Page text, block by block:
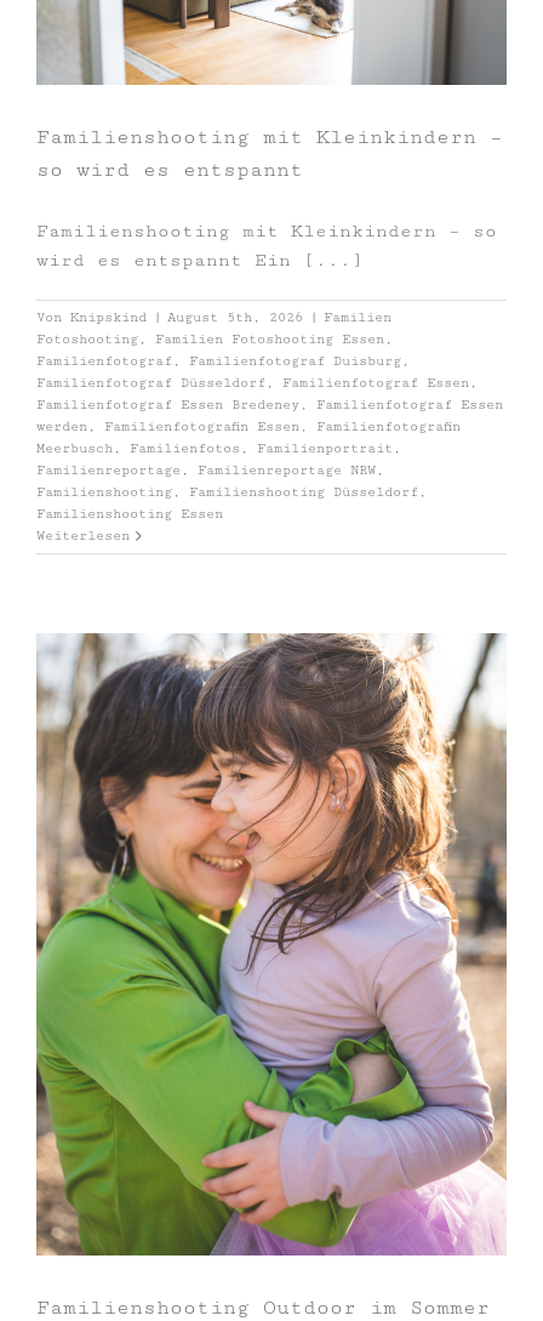
Familienshooting mit Kleinkindern –
so wird es entspannt
Familienshooting mit Kleinkindern – so
wird es entspannt Ein [...]
Von Knipskind | August 5th, 2026 |
Familien
Fotoshooting , Familien Fotoshooting Essen ,
Familienfotograf , Familienfotograf Duisburg ,
Familienfotograf Düsseldorf , Familienfotograf Essen ,
Familienfotograf Essen Bredeney , Familienfotograf Essen
werden , Familienfotografin Essen , Familienfotografin
Meerbusch , Familienfotos , Familienportrait ,
Familienreportage , Familienreportage NRW ,
Familienshooting , Familienshooting Düsseldorf ,
Familienshooting Essen
Weiterlesen
Familienshooting Outdoor im Sommer